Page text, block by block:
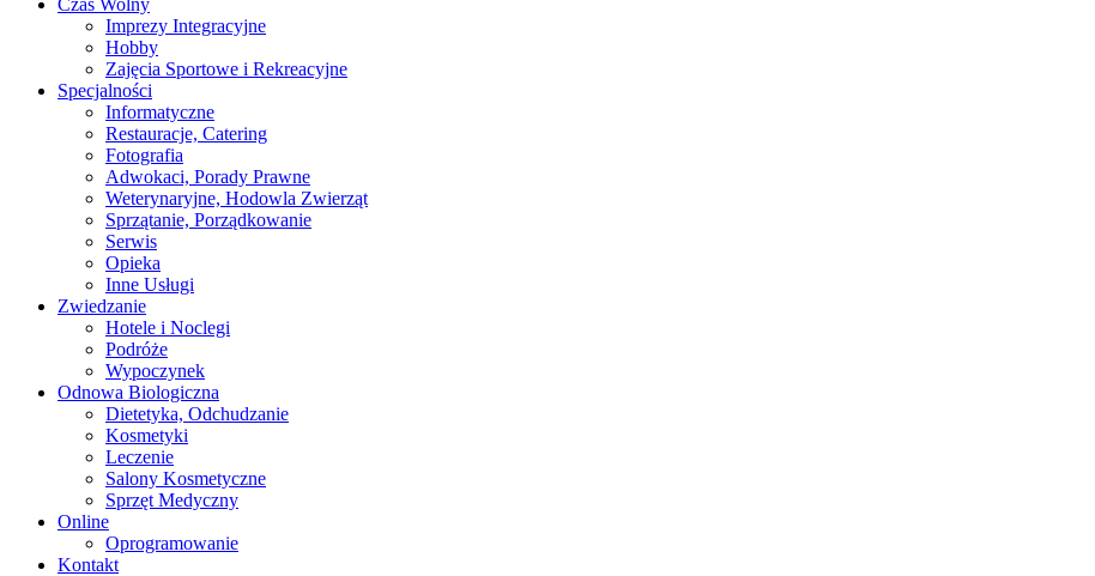
Czas Wolny
Imprezy Integracyjne
Hobby
Zajęcia Sportowe i Rekreacyjne
Specjalności
Informatyczne
Restauracje, Catering
Fotografia
Adwokaci, Porady Prawne
Weterynaryjne, Hodowla Zwierząt
Sprzątanie, Porządkowanie
Serwis
Opieka
Inne Usługi
Zwiedzanie
Hotele i Noclegi
Podróże
Wypoczynek
Odnowa Biologiczna
Dietetyka, Odchudzanie
Kosmetyki
Leczenie
Salony Kosmetyczne
Sprzęt Medyczny
Online
Oprogramowanie
Kontakt